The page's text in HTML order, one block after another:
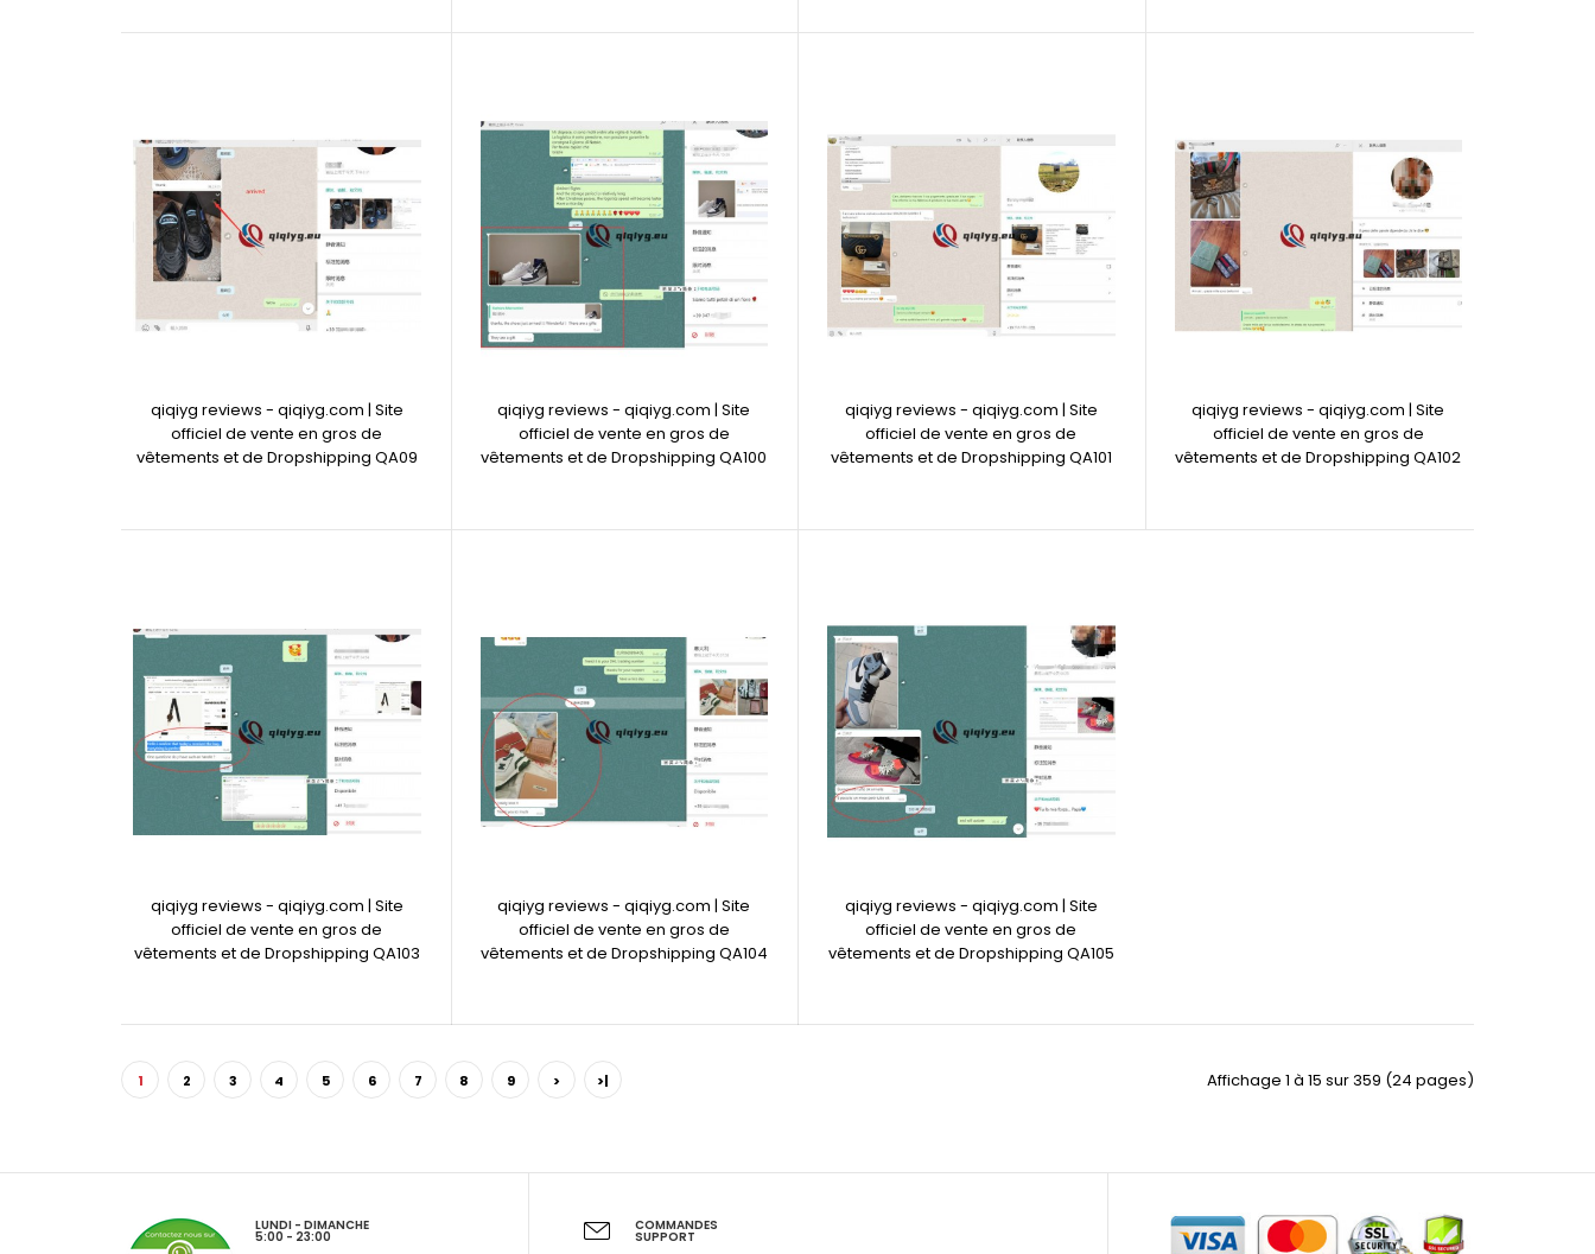
qiqiyg reviews - qiqiyg.com | Site
officiel de vente en gros de
vêtements et de Dropshipping QA09
qiqiyg reviews - qiqiyg.com | Site
officiel de vente en gros de
vêtements et de Dropshipping QA100
qiqiyg reviews - qiqiyg.com | Site
officiel de vente en gros de
vêtements et de Dropshipping QA101
qiqiyg reviews - qiqiyg.com | Site
officiel de vente en gros de
vêtements et de Dropshipping QA102
qiqiyg reviews - qiqiyg.com | Site
officiel de vente en gros de
vêtements et de Dropshipping QA103
qiqiyg reviews - qiqiyg.com | Site
officiel de vente en gros de
vêtements et de Dropshipping QA104
qiqiyg reviews - qiqiyg.com | Site
officiel de vente en gros de
vêtements et de Dropshipping QA105
1 2 3 4 5 6 7 8 9 > >| Affichage 1 à 15 sur 359 (24 pages)
LUNDI - DIMANCHE
5:00 - 23:00
COMMANDES
SUPPORT